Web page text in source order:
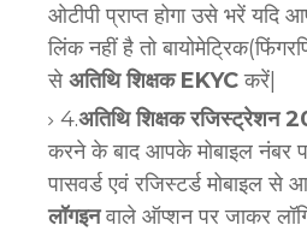
ओटीपी प्राप्त होगा उसे भरें यदि
लिंक नहीं है तो
सेअतिथि शिक्षक EKYCकरें|
4.अतिथि शिक्षक रजिस्ट्रेशन
करने के बाद आपके मोबाइल नंबर
पासवर्ड एवं रजिस्टर्ड मोबाइल से
लॉगइनवाले ऑप्शन पर जाकर